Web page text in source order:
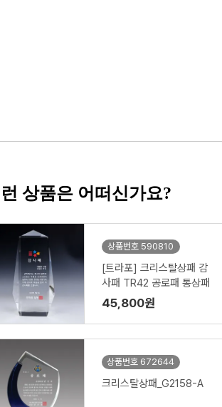
상품은 어떠신가요?
상품번호 590810
[트라포] 크리스탈상패 감
사패 TR42 공로패 통상패
45,800원
상품번호 672644
크리스탈상패_G2158-A